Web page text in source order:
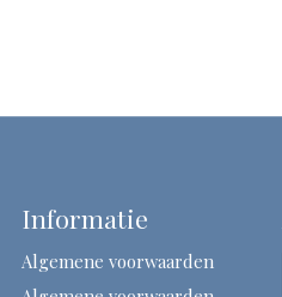
Informatie
Algemene voorwaarden